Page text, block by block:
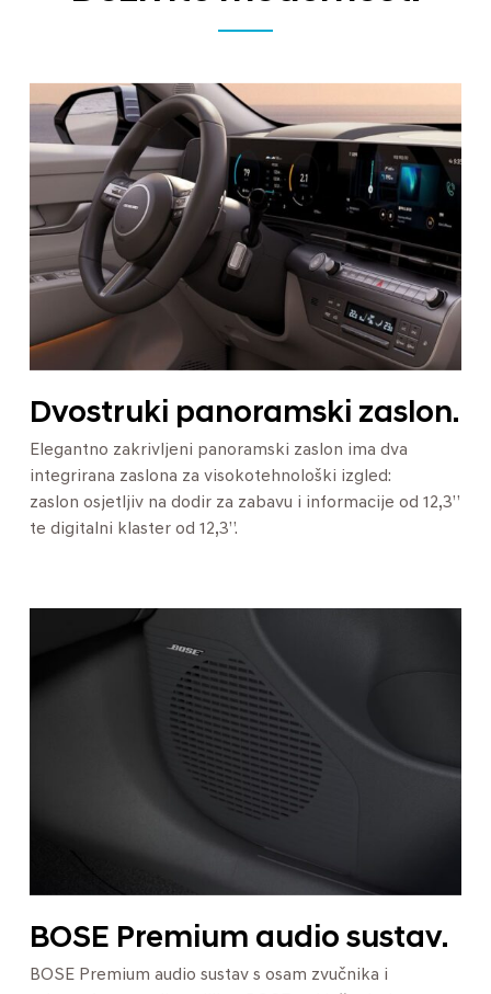
Dvostruki panoramski zaslon.
Elegantno zakrivljeni panoramski zaslon ima dva
integrirana zaslona za visokotehnološki izgled:
zaslon osjetljiv na dodir za zabavu i informacije od 12,3”
te digitalni klaster od 12,3”.
BOSE Premium audio sustav.
BOSE Premium audio sustav s osam zvučnika i